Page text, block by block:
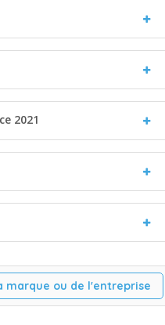
2021
marque ou de l'entreprise